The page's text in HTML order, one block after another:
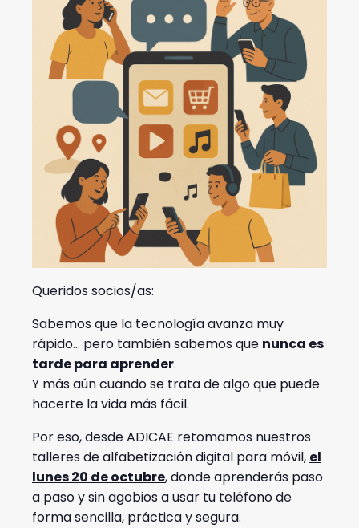
Queridos socios/as:
Sabemos que la tecnología avanza muy
rápido… pero también sabemos que nunca es
tarde para aprender.
Y más aún cuando se trata de algo que puede
hacerte la vida más fácil.
Por eso, desde ADICAE retomamos nuestros
talleres de alfabetización digital para móvil, el
lunes 20 de octubre, donde aprenderás paso
a paso y sin agobios a usar tu teléfono de
forma sencilla, práctica y segura.